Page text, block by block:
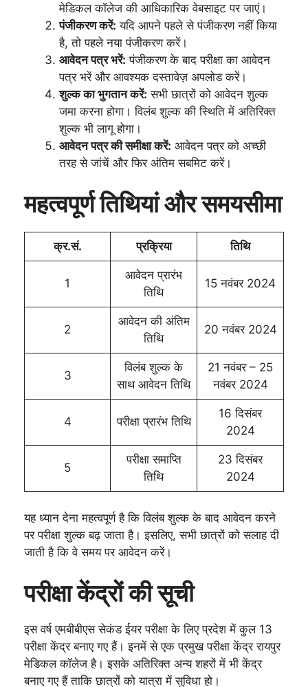
मेडिकल कॉलेज की आधिकारिक वेबसाइट पर जाएं।
पंजीकरण करें: यदि आपने पहले से पंजीकरण नहीं किया
है, तो पहले नया पंजीकरण करें।
आवेदन पत्र भरें: पंजीकरण के बाद परीक्षा का आवेदन
पत्र भरें और आवश्यक दस्तावेज़ अपलोड करें।
शुल्क का भुगतान करें: सभी छात्रों को आवेदन शुल्क
जमा करना होगा। विलंब शुल्क की स्थिति में अतिरिक्त
शुल्क भी लागू होगा।
आवेदन पत्र की समीक्षा करें: आवेदन पत्र को अच्छी
तरह से जांचें और फिर अंतिम सबमिट करें।
महत्वपूर्ण तिथियां और समयसीमा
क्र.सं. प्रक्रिया तिथि
1
आवेदन प्रारंभ
तिथि
15 नवंबर 2024
2
आवेदन की अंतिम
तिथि
20 नवंबर 2024
3
विलंब शुल्क के
साथ आवेदन तिथि
21 नवंबर – 25
नवंबर 2024
4 परीक्षा प्रारंभ तिथि
16 दिसंबर
2024
5
परीक्षा समाप्ति
तिथि
23 दिसंबर
2024
यह ध्यान देना महत्वपूर्ण है कि विलंब शुल्क के बाद आवेदन करने
पर परीक्षा शुल्क बढ़ जाता है। इसलिए, सभी छात्रों को सलाह दी
जाती है कि वे समय पर आवेदन करें।
परीक्षा केंद्रों की सूची
इस वर्ष एमबीबीएस सेकंड ईयर परीक्षा के लिए प्रदेश में कुल 13
परीक्षा केंद्र बनाए गए हैं। इनमें से एक प्रमुख परीक्षा केंद्र रायपुर
मेडिकल कॉलेज है। इसके अतिरिक्त अन्य शहरों में भी केंद्र
बनाए गए हैं ताकि छात्रों को यात्रा में सुविधा हो।